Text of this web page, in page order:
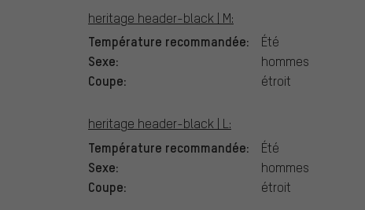
heritage header-black | M:
Température recommandée: Été
Sexe: hommes
Coupe: étroit
heritage header-black | L:
Température recommandée: Été
Sexe: hommes
Coupe: étroit